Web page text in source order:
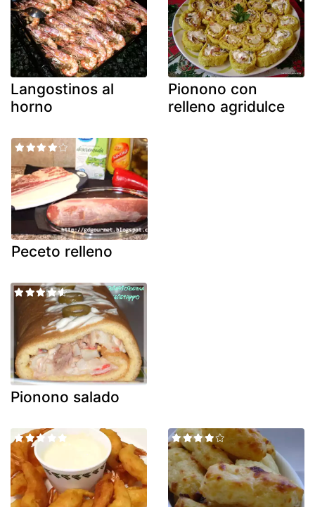
Langostinos al
horno
Pionono con
relleno agridulce
Peceto relleno
Pionono salado